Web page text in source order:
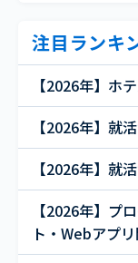
注目ランキ
【2026年】ホ
【2026年】就
【2026年】就
【2026年】プ
ト・Webアプ